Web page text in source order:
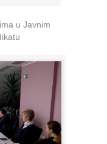
u Javnim